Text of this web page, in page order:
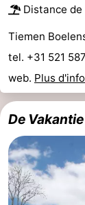
Distance de
Tiemen
tel. +31 521
web. Plus
De